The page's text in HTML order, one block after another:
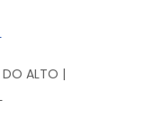
DO ALTO |